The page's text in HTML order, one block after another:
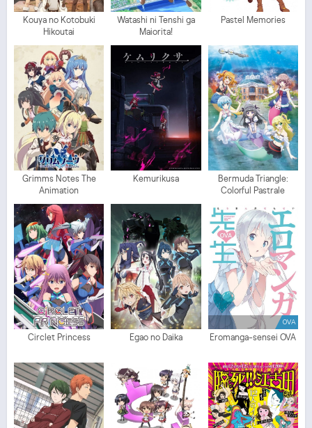
Kouya no Kotobuki
Hikoutai
Watashi ni Tenshi ga
Maiorita!
Pastel Memories
Grimms Notes The
Animation
Kemurikusa
Bermuda Triangle:
Colorful Pastrale
Circlet Princess Egao no Daika
OVA
Eromanga-sensei OVA